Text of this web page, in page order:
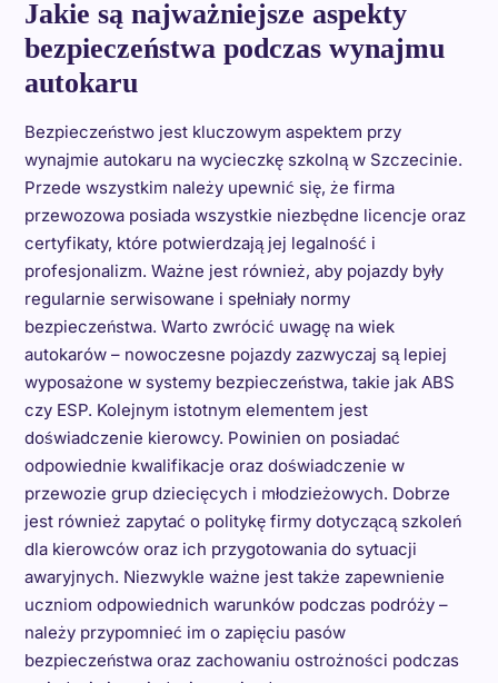
Jakie są najważniejsze aspekty
bezpieczeństwa podczas wynajmu
autokaru
Bezpieczeństwo jest kluczowym aspektem przy
wynajmie autokaru na wycieczkę szkolną w Szczecinie.
Przede wszystkim należy upewnić się, że firma
przewozowa posiada wszystkie niezbędne licencje oraz
certyfikaty, które potwierdzają jej legalność i
profesjonalizm. Ważne jest również, aby pojazdy były
regularnie serwisowane i spełniały normy
bezpieczeństwa. Warto zwrócić uwagę na wiek
autokarów – nowoczesne pojazdy zazwyczaj są lepiej
wyposażone w systemy bezpieczeństwa, takie jak ABS
czy ESP. Kolejnym istotnym elementem jest
doświadczenie kierowcy. Powinien on posiadać
odpowiednie kwalifikacje oraz doświadczenie w
przewozie grup dziecięcych i młodzieżowych. Dobrze
jest również zapytać o politykę firmy dotyczącą szkoleń
dla kierowców oraz ich przygotowania do sytuacji
awaryjnych. Niezwykle ważne jest także zapewnienie
uczniom odpowiednich warunków podczas podróży –
należy przypomnieć im o zapięciu pasów
bezpieczeństwa oraz zachowaniu ostrożności podczas